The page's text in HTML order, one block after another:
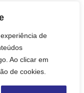
de
Ao clicar em
de cookies.